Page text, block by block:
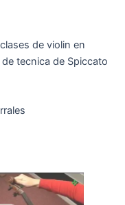
de violin en
tecnica de Spiccato